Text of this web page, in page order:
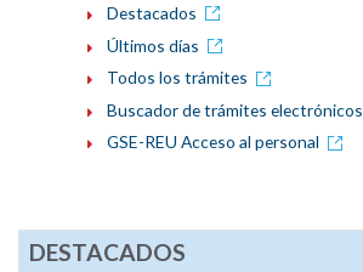
Destacados
Últimos días
Todos los trámites
Buscador de trámites electrónicos
GSE-REU Acceso al personal
DESTACADOS